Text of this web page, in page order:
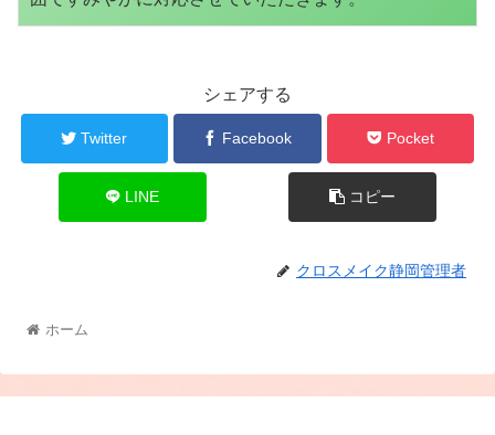
シェアする
Twitter Facebook Pocket
LINE コピー
クロスメイク静岡管理者
ホーム